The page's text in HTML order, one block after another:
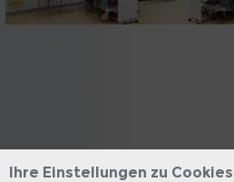
Ihre Einstellungen zu